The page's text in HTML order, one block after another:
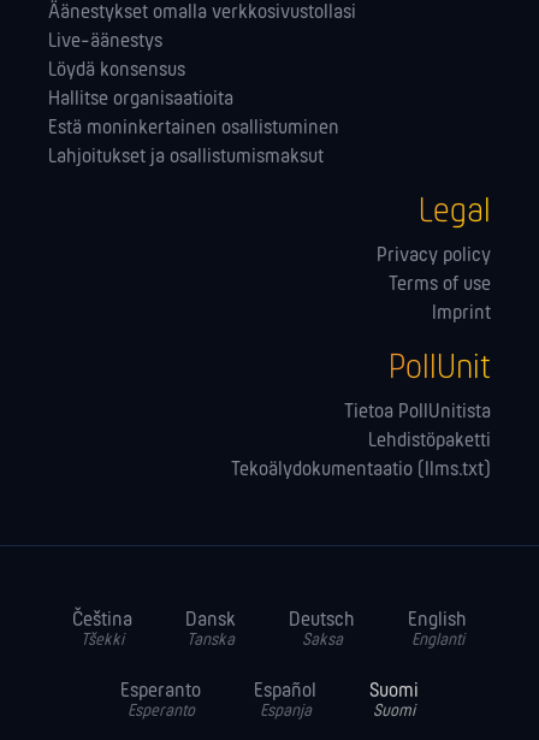
Äänestykset omalla verkkosivustollasi
Live-äänestys
Löydä konsensus
Hallitse orga­nisaatioita
Estä moninkertainen osallistuminen
Lahjoitukset ja osallistumismaksut
Legal
Privacy policy
Terms of use
Imprint
PollUnit
Tietoa PollUnitista
Lehdistöpaketti
Tekoälydokumentaatio (llms.txt)
Čeština
Tšekki
Dansk
Tanska
Deutsch
Saksa
English
Englanti
Esperanto
Esperanto
Español
Espanja
Suomi
Suomi